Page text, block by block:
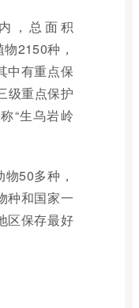
，总面积
2150种，
中有重点保
级重点保护
“生乌岩岭
50多种，
种和国家一
区保存最好